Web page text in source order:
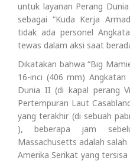
untuk layanan Perang
sebagai “Kuda Kerja
tidak ada personel
tewas dalam aksi saat
Dikatakan bahwa “Big
16-inci (406 mm)
Dunia II (di kapal perang
Pertempuran Laut
yang terakhir (di sebuah
), beberapa jam
Massachusetts adalah
Amerika Serikat yang